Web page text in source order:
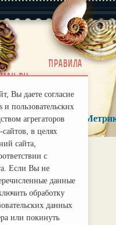
Правила
Вы даете согласие
и пользовательских
агрегаторов
сайтов, в целях
сайта,
с
Если Вы не
данные
обработку
данных
или покинуть